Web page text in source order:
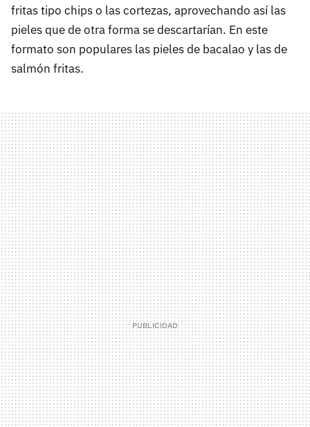
fritas tipo chips o las cortezas, aprovechando así las
pieles que de otra forma se descartarían. En este
formato son populares las pieles de bacalao y las de
salmón fritas.